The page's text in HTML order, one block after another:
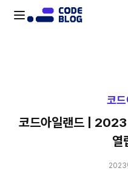
코
코드아일랜드 | 2023
열
2023